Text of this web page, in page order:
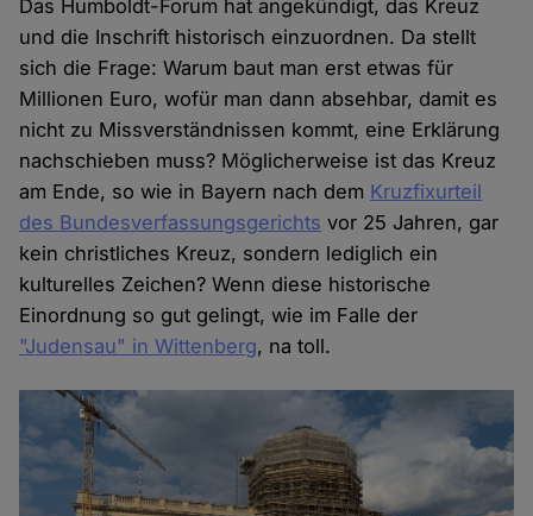
Das Humboldt-Forum hat angekündigt, das Kreuz
und die Inschrift historisch einzuordnen. Da stellt
sich die Frage: Warum baut man erst etwas für
Millionen Euro, wofür man dann absehbar, damit es
nicht zu Missverständnissen kommt, eine Erklärung
nachschieben muss? Möglicherweise ist das Kreuz
am Ende, so wie in Bayern nach dem Kruzfixurteil
des Bundesverfassungsgerichts vor 25 Jahren, gar
kein christliches Kreuz, sondern lediglich ein
kulturelles Zeichen? Wenn diese historische
Einordnung so gut gelingt, wie im Falle der
"Judensau" in Wittenberg, na toll.